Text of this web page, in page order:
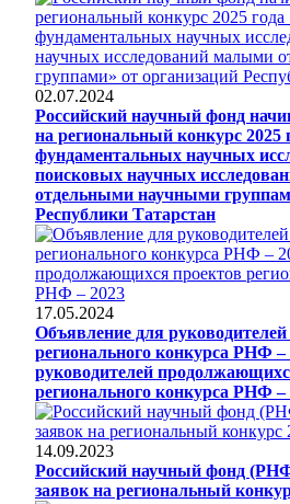
02.07.2024
Российский научный фонд
на региональный конкурс 2025
фундаментальных научных
поисковых научных
отдельными научными
Республики Татарстан
17.05.2024
Объявление для
регионального конкурса РНФ –
руководителей
регионального конкурса РНФ –
14.09.2023
Российский научный фонд
заявок на региональный